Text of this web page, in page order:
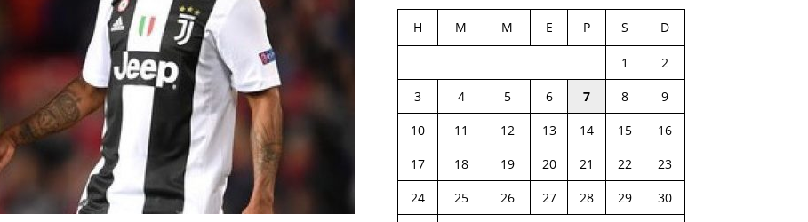
H M M E P S D
1
2
3
4 5 6 7 8
9
10
11 12 13 14 15
16
17
18 19 20 21 22
23
24
25 26 27 28 29
30